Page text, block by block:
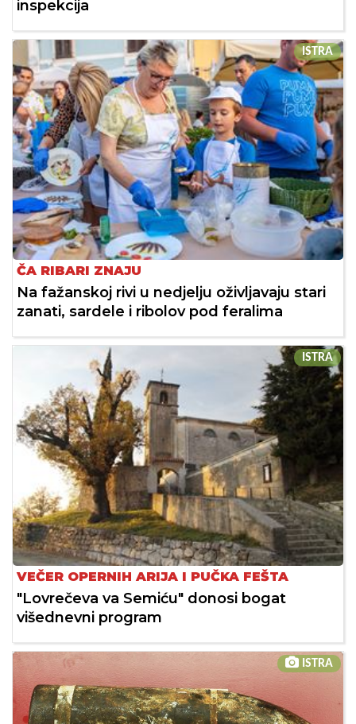
inspekcija
ISTRA
ČA RIBARI ZNAJU
Na fažanskoj rivi u nedjelju oživljavaju stari
zanati, sardele i ribolov pod feralima
ISTRA
VEČER OPERNIH ARIJA I PUČKA FEŠTA
"Lovrečeva va Semiću" donosi bogat
višednevni program
ISTRA